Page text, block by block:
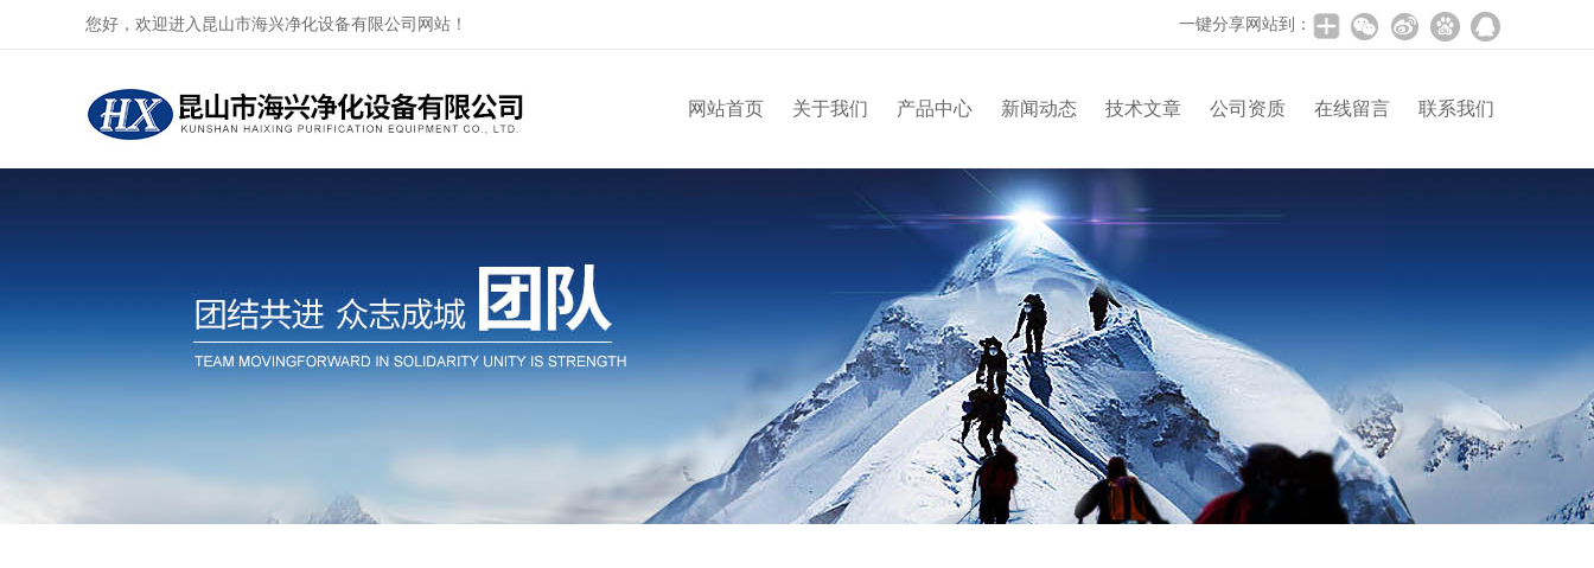
您好，欢迎进入昆山市海兴净化设备有限公司网站！ 一键分享网站到：
网站首页 关于我们 产品中心 新闻动态 技术文章 公司资质 在线留言 联系我们